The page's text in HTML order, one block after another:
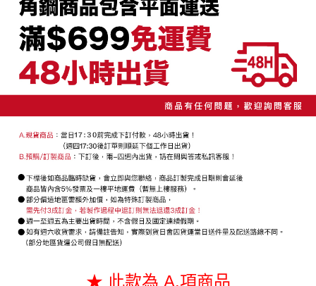
1.分期款項不併入電信帳單，「大哥付你分期」於每月結算日後寄送繳費提
醒簡訊。
2.透過簡訊連結打開帳單後，可選擇「超商條碼／台灣大直營門市／銀行轉
帳／街口支付／iPASS MONEY」等通路繳費。
【注意事項】
1.本服務係由「台灣大哥大股份有限公司」（以下簡稱本公司）所提供，讓
用戶於交易時，得透過本服務購買商品或服務，並由商店將買賣／分期付款
買賣價金債權讓與本公司後，依約使用本公司帳單繳交帳款。
2.基於同意付款使用「大哥付你分期」之契約關係目的，商店將以您的個人
資料（包含姓名、電話或地址）提供予台灣大哥大進項蒐集、處理及利用，
由本公司與您本人進行分期帳單所需資料之確認、核對及更正。
3.完整用戶服務條款，請詳閱以下連結：https://oppay.tw/userRule
【「AFTEE先享後付」結帳流程】
１．於結帳方式選擇「AFTEE先享後付」後，將跳轉至「AFTEE先享後付」
結帳頁面，進行簡訊認證並確認金額後，即可完成結帳。
２．訂單成立數日內，您將收到繳費通知簡訊。
３．收到繳費通知簡訊後14天內，點擊此簡訊中的連結，可透過四大超商／
ATM／網路銀行／等多元方式進行付款，方視為交易完成。
※ 請注意：結帳手續完成當下不需立刻繳費，但若您需要取消訂單，請聯絡
購買商品的店家。未經商家同意取消之訂單仍視為有效，需透過AFTEE先享
是否繳費成功／繳費後需取消欲退款等相關疑問，請聯繫「AFTEE先享後付
客戶支援中心」https://netprotections.freshdesk.com/support/home
【注意事項】
１．透過由恩沛科技股份有限公司提供之「AFTEE先享後付」服務完成之交
易，需依本服務之必要範圍內提供個人資料，並將交易相關給付款項請求債
權轉讓予恩沛科技股份有限公司。
２．關於個人資料處理事宜，請瀏覽以下網址：
https://aftee.tw/terms/#terms3
★ 此款為 A.項商品